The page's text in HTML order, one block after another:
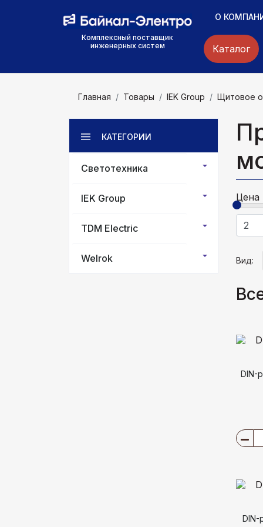
Комплексный поставщик
инженерных систем
О
Каталог
Главная Товары IEK Group Щитовое
КАТЕГОРИИ
Светотехника
IEK Group
TDM Electric
Welrok
Цена
Вид:
DIN-
DIN-